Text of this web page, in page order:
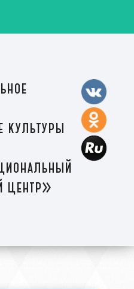
культуры
центр»